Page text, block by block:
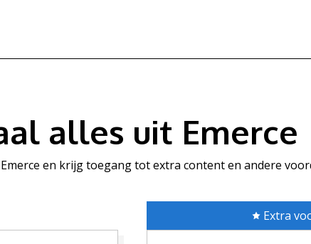
alles uit Emerce
en krijg toegang tot extra content en andere
Extra